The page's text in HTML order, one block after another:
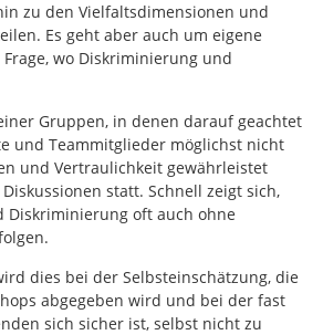
zu den Vielfaltsdimensionen und
Es geht aber auch um eigene
wo Diskriminierung und
Gruppen, in denen darauf geachtet
und Teammitglieder möglichst nicht
und Vertraulichkeit gewährleistet
statt. Schnell zeigt sich,
Diskriminierung oft auch ohne
dies bei der Selbsteinschätzung, die
abgegeben wird und bei der fast
sich sicher ist, selbst nicht zu